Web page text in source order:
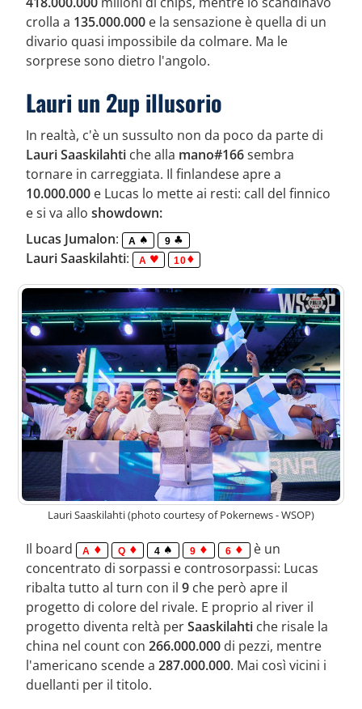
crolla a 135.000.000 e la sensazione è quella di un
divario quasi impossibile da colmare. Ma le
sorprese sono dietro l'angolo.
Lauri un 2up illusorio
In realtà, c'è un sussulto non da poco da parte di
Lauri Saaskilahti che alla mano#166sembra
tornare in carreggiata. Il finlandese apre a
10.000.000 e Lucas lo mette ai resti: call del finnico
e si va allo showdown:
Lucas Jumalon: A 9
Lauri Saaskilahti: A 10
Lauri Saaskilahti (photo courtesy of Pokernews - WSOP)
Il board A Q 4 9 6
è un
concentrato di sorpassi e controsorpassi: Lucas
ribalta tutto al turn con il 9 che però apre il
progetto di colore del rivale. E proprio al river il
progetto diventa reltà perSaaskilahti che risale la
china nel count con 266.000.000 di pezzi, mentre
l'americano scende a 287.000.000. Mai così vicini i
duellanti per il titolo.